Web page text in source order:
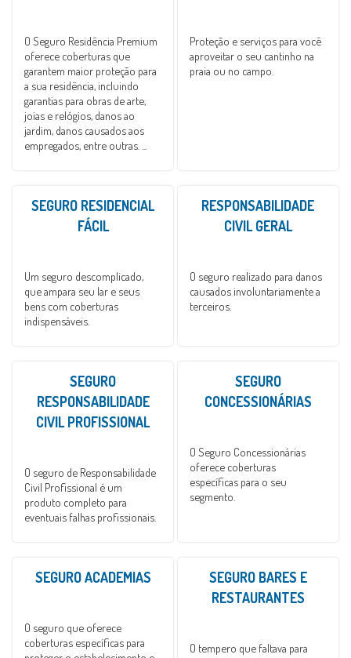
O Seguro Residência Premium
oferece coberturas que
garantem maior proteção para
a sua residência, incluindo
garantias para obras de arte,
joias e relógios, danos ao
jardim, danos causados aos
empregados, entre outras. ...
Proteção e serviços para você
aproveitar o seu cantinho na
praia ou no campo.
SEGURO RESIDENCIAL
FÁCIL
Um seguro descomplicado,
que ampara seu lar e seus
bens com coberturas
indispensáveis.
RESPONSABILIDADE
CIVIL GERAL
O seguro realizado para danos
causados involuntariamente a
terceiros.
SEGURO
RESPONSABILIDADE
CIVIL PROFISSIONAL
O seguro de Responsabilidade
Civil Profissional é um
produto completo para
eventuais falhas profissionais.
SEGURO
CONCESSIONÁRIAS
O Seguro Concessionárias
oferece coberturas
específicas para o seu
segmento.
SEGURO ACADEMIAS
O seguro que oferece
coberturas específicas para
SEGURO BARES E
RESTAURANTES
O tempero que faltava para